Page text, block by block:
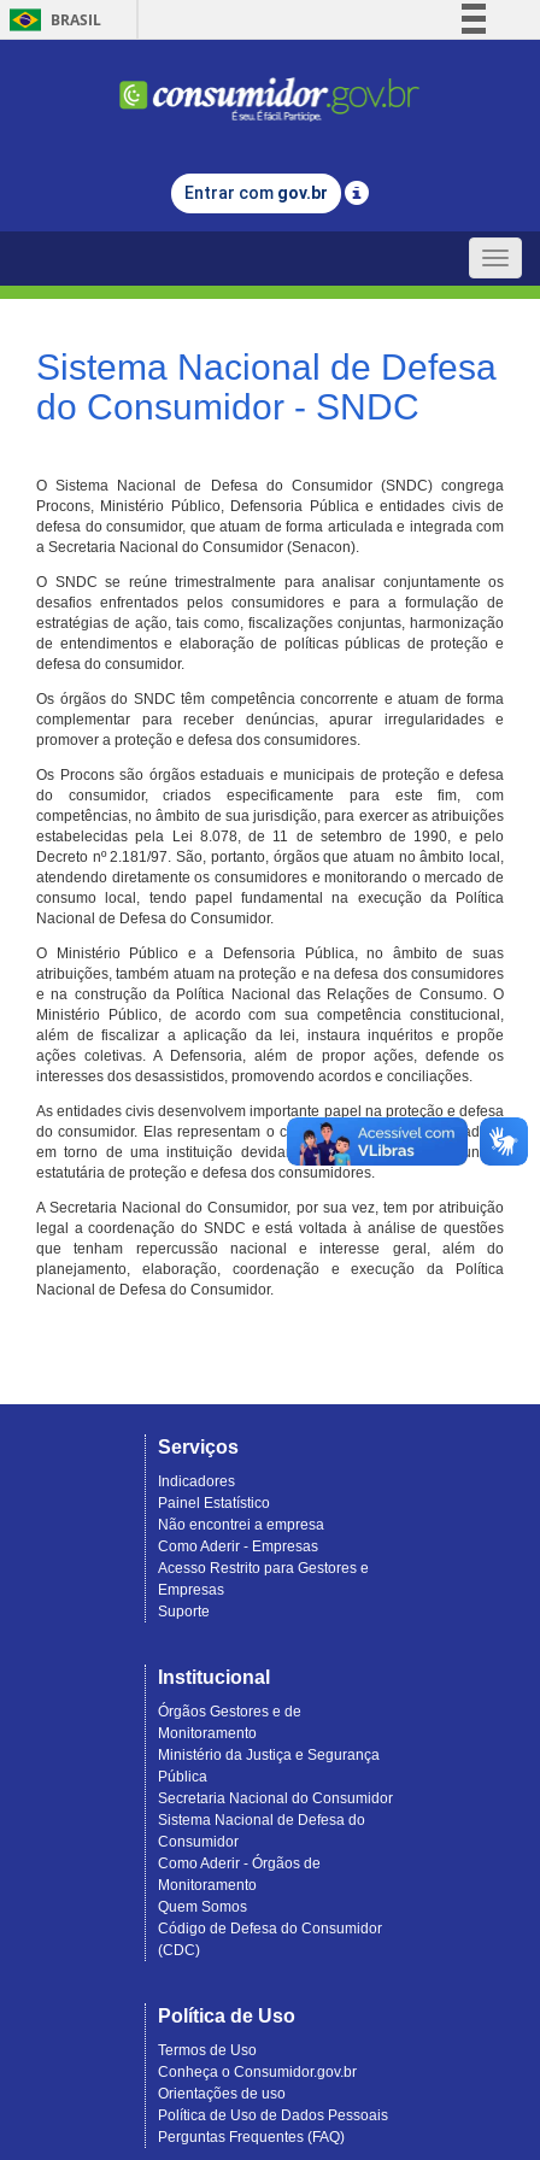
BRASIL
Comunica BR
Legislação
Entrar com gov.br
Toggle
Sistema Nacional de Defesa
do Consumidor - SNDC
O Sistema Nacional de Defesa do Consumidor (SNDC) congrega
Procons, Ministério Público, Defensoria Pública e entidades civis de
defesa do consumidor, que atuam de forma articulada e integrada com
a Secretaria Nacional do Consumidor (Senacon).
O SNDC se reúne trimestralmente para analisar conjuntamente os
desafios enfrentados pelos consumidores e para a formulação de
estratégias de ação, tais como, fiscalizações conjuntas, harmonização
de entendimentos e elaboração de políticas públicas de proteção e
defesa do consumidor.
Os órgãos do SNDC têm competência concorrente e atuam de forma
complementar para receber denúncias, apurar irregularidades e
promover a proteção e defesa dos consumidores.
Os Procons são órgãos estaduais e municipais de proteção e defesa
do consumidor, criados especificamente para este fim, com
competências, no âmbito de sua jurisdição, para exercer as atribuições
estabelecidas pela Lei 8.078, de 11 de setembro de 1990, e pelo
Decreto nº 2.181/97. São, portanto, órgãos que atuam no âmbito local,
atendendo diretamente os consumidores e monitorando o mercado de
consumo local, tendo papel fundamental na execução da Política
Nacional de Defesa do Consumidor.
O Ministério Público e a Defensoria Pública, no âmbito de suas
atribuições, também atuam na proteção e na defesa dos consumidores
e na construção da Política Nacional das Relações de Consumo. O
Ministério Público, de acordo com sua competência constitucional,
além de fiscalizar a aplicação da lei, instaura inquéritos e propõe
ações coletivas. A Defensoria, além de propor ações, defende os
interesses dos desassistidos, promovendo acordos e conciliações.
As entidades civis desenvolvem importante papel na proteção e defesa
do consumidor. Elas representam o conjunto organizado de cidadãos
em torno de uma instituição devidamente registrada e com função
estatutária de proteção e defesa dos consumidores.
A Secretaria Nacional do Consumidor, por sua vez, tem por atribuição
legal a coordenação do SNDC e está voltada à análise de questões
que tenham repercussão nacional e interesse geral, além do
planejamento, elaboração, coordenação e execução da Política
Nacional de Defesa do Consumidor.
Serviços
Indicadores
Painel Estatístico
Não encontrei a empresa
Como Aderir - Empresas
Acesso Restrito para Gestores e
Empresas
Suporte
Institucional
Órgãos Gestores e de
Monitoramento
Ministério da Justiça e Segurança
Pública
Secretaria Nacional do Consumidor
Sistema Nacional de Defesa do
Consumidor
Como Aderir - Órgãos de
Monitoramento
Quem Somos
Código de Defesa do Consumidor
(CDC)
Política de Uso
Termos de Uso
Conheça o Consumidor.gov.br
Orientações de uso
Política de Uso de Dados Pessoais
Perguntas Frequentes (FAQ)